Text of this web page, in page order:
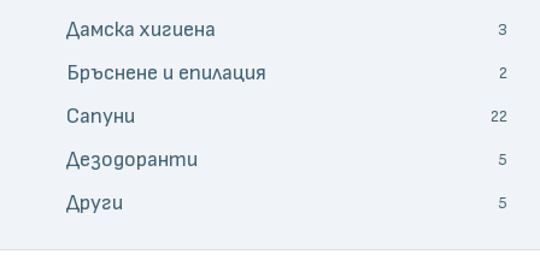
Дамска хигиена 3
Бръснене и епилация 2
Сапуни 22
Дезодоранти 5
Други 5